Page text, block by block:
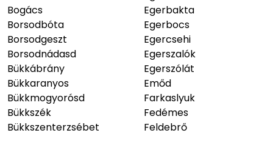
Bogács
Borsodbóta
Borsodgeszt
Borsodnádasd
Bükkábrány
Bükkaranyos
Bükkmogyorósd
Bükkszék
Bükkszenterzsébet
Egerbakta
Egerbocs
Egercsehi
Egerszalók
Egerszólát
Emőd
Farkaslyuk
Fedémes
Feldebrő